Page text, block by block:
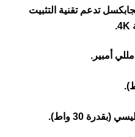
خلفية جيدة بدقة 50 ميجابكسل تدعم تقنية التثبيت
30 واط).